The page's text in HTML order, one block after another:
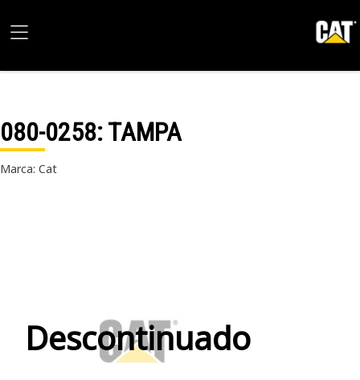
080-0258: TAMPA
Marca: Cat
Descontinuado